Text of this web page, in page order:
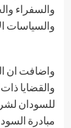
والسفراء
والسياسات
واضافت ان
والقضايا
للسودان
مبادرة